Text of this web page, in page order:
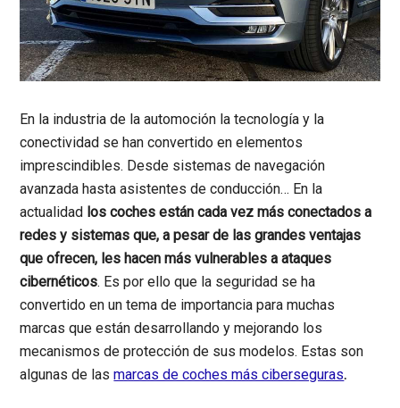
En la industria de la automoción la tecnología y la
conectividad se han convertido en elementos
imprescindibles. Desde sistemas de navegación
avanzada hasta asistentes de conducción… En la
actualidad los coches están cada vez más conectados a
redes y sistemas que, a pesar de las grandes ventajas
que ofrecen, les hacen más vulnerables a ataques
cibernéticos. Es por ello que la seguridad se ha
convertido en un tema de importancia para muchas
marcas que están desarrollando y mejorando los
mecanismos de protección de sus modelos. Estas son
algunas de lasmarcas de coches más ciberseguras.